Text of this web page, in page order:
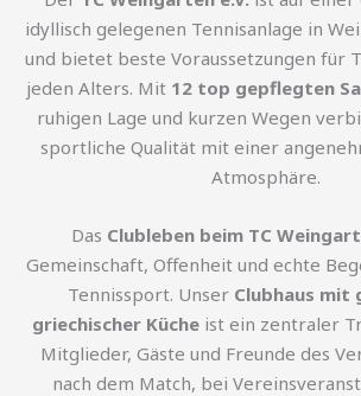
idyllisch gelegenen Tennisanlage in
und bietet beste Voraussetzungen für
jeden Alters. Mit 12 top gepflegten
ruhigen Lage und kurzen Wegen
sportliche Qualität mit einer
Atmosphäre.
Das Clubleben beim TC
Gemeinschaft, Offenheit und echte
Tennissport. Unser Clubhaus
griechischer Küche ist ein zentraler
Mitglieder, Gäste und Freunde des
nach dem Match, bei